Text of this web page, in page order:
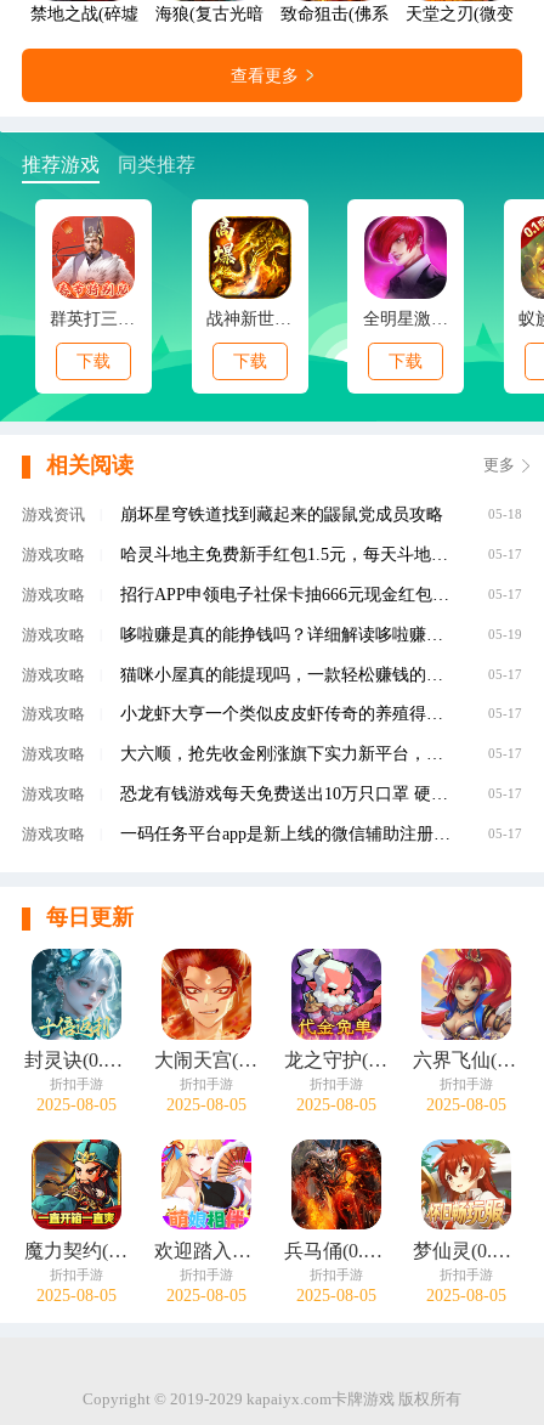
禁地之战(碎墟诸天沉默)海狼(复古光暗福利版)致命狙击(佛系打金养老传奇)
天堂之刃(微变攻
查看更多
推荐游戏 同类推荐
群英打三国(0.1春节特别版)
下载
战神新世纪(免赞沉默开荒)
下载
全明星激斗(内置0.1折新春版)
下载
相关阅读 更多
游戏资讯 崩坏星穹铁道找到藏起来的鼹鼠党成员攻略 05-18
游戏攻略 哈灵斗地主免费新手红包1.5元，每天斗地主领元 05-17
游戏攻略 招行APP申领电子社保卡抽666元现金红包，100%有礼 05-17
游戏攻略 哆啦赚是真的能挣钱吗？详细解读哆啦赚是不是 05-19
游戏攻略 05-17
游戏攻略 小龙虾大亨一个类似皮皮虾传奇的养殖得分红虾 05-17
游戏攻略 大六顺，抢先收金刚涨旗下实力新平台，转发单 05-17
游戏攻略 恐龙有钱游戏每天免费送出10万只口罩 硬核回馈 05-17
游戏攻略 一码任务平台app是新上线的微信辅助注册赚钱平 05-17
每日更新
封灵诀(0.05十倍返利免单版)
折扣手游
2025-08-05
大闹天宫(0.05折开箱买断版)
折扣手游
2025-08-05
龙之守护(0.05折代金免单)
折扣手游
2025-08-05
六界飞仙(0.1折免费送6480)
折扣手游
2025-08-05
魔力契约(江东儿郎0.05折)
折扣手游
2025-08-05
欢迎踏入金戈铁马的战国世界！这里，广袤大地被战火肆意灼烧，巍峨城垣见证过无数次的攻防拉锯，残垣断壁诉说着往昔的惊心动魄。 风云变幻间，你将与白起等豪杰并肩同行，感受他们的壮志豪情。宫廷权谋诡谲，各方势
折扣手游
2025-08-05
兵马俑(0.1折无双战国)
折扣手游
2025-08-05
梦仙灵(0.05折怀旧畅玩版)
折扣手游
2025-08-05
Copyright © 2019-2029 kapaiyx.com卡牌游戏 版权所有